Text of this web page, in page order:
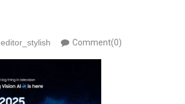
editor_stylish Comment(0)